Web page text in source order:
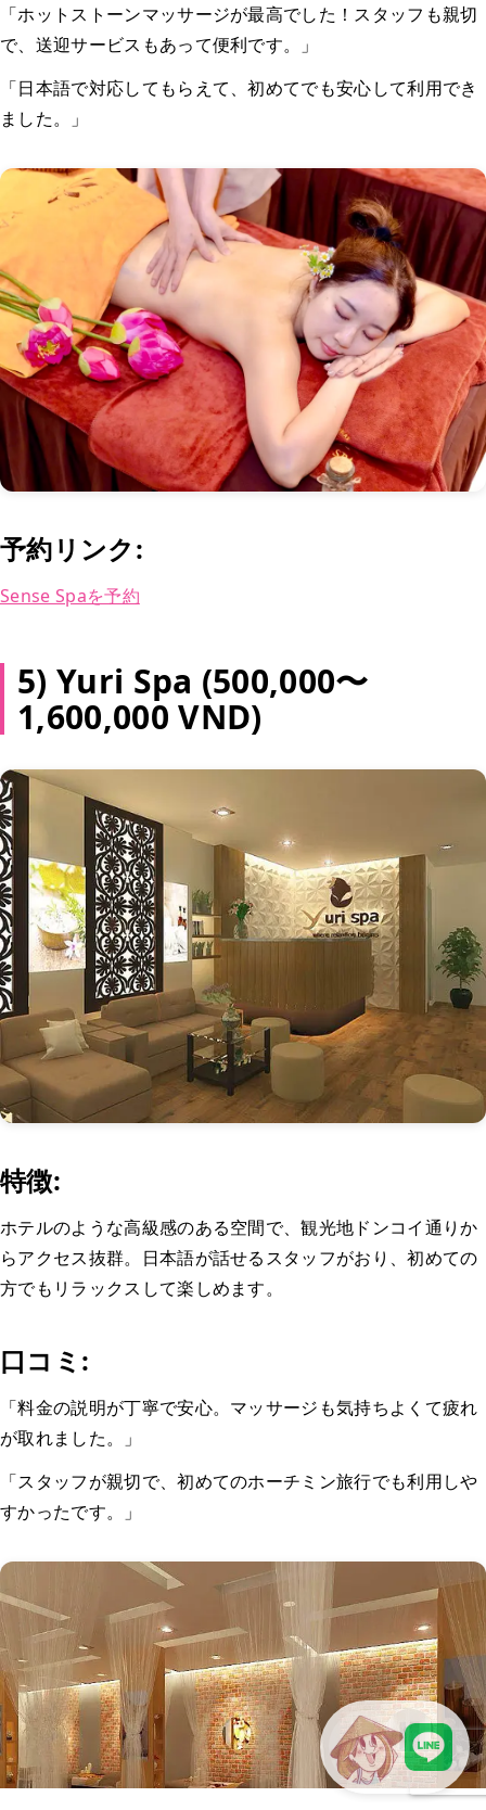
「ホットストーンマッサージが最高でした！スタッフも親切
で、送迎サービスもあって便利です。」
「日本語で対応してもらえて、初めてでも安心して利用でき
ました。」
予約リンク:
Sense Spaを予約
5) Yuri Spa (500,000〜
1,600,000 VND)
特徴:
ホテルのような高級感のある空間で、観光地ドンコイ通りか
らアクセス抜群。日本語が話せるスタッフがおり、初めての
方でもリラックスして楽しめます。
口コミ:
「料金の説明が丁寧で安心。マッサージも気持ちよくて疲れ
が取れました。」
「スタッフが親切で、初めてのホーチミン旅行でも利用しや
すかったです。」